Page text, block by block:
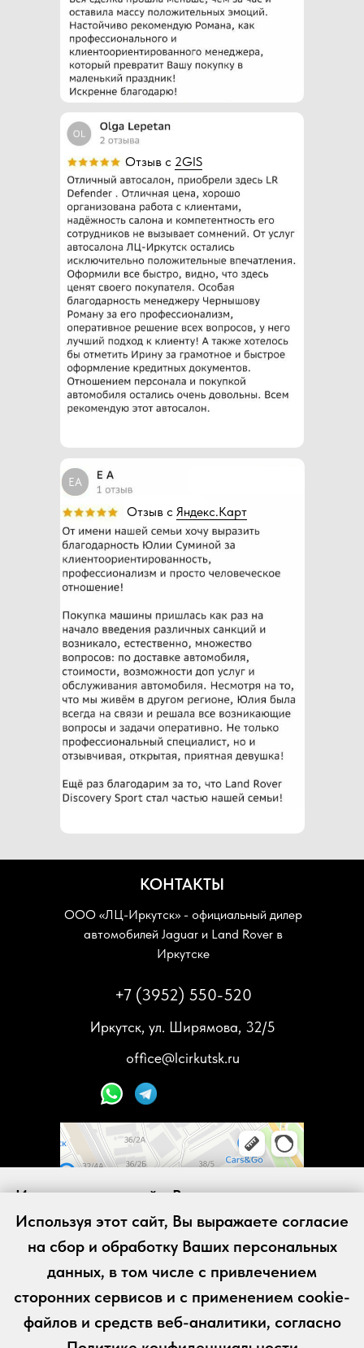
ЕА
Отзыв с 2GIS
Отзыв с Яндекс.Карт
КОНТАКТЫ
ООО «ЛЦ-Иркутск» - официальный дилер
автомобилей Jaguar и Land Rover в
Иркутске
+7 (3952) 550-520
Иркутск, ул. Ширямова, 32/5
office@lcirkutsk.ru
Используя этот сайт, Вы выражаете согласие
на сбор и обработку Ваших персональных
данных, в том числе с привлечением
сторонних сервисов и с применением cookie-
файлов (куки-файлов) и средств веб-
аналитики, согласноПолитике
Используя этот сайт, Вы выражаете согласие
на сбор и обработку Ваших персональных
данных, в том числе с привлечением
сторонних сервисов и с применением cookie-
файлов и средств веб-аналитики, согласно
Политика конфиденциальности